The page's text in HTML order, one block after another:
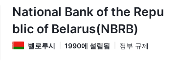
National Bank of the Repu
blic of Belarus(NBRB)
벨로루시 1990에 설립됨 정부 규제